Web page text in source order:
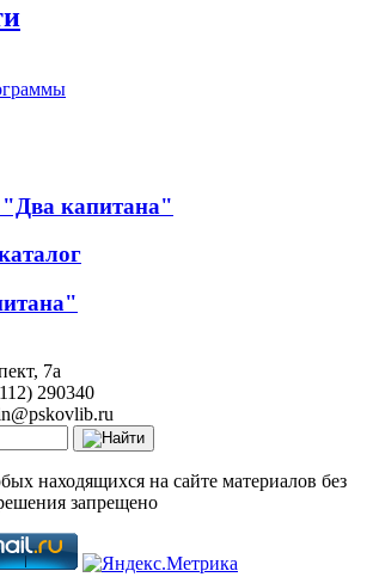
капитана"
7a
290340
находящихся на сайте материалов без
запрещено